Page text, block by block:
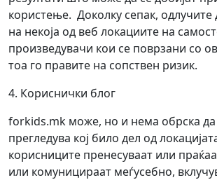
користење. Доколку сепак, одлучите
на некоја од веб локациите на
произведувачи кои се поврзани со
тоа го правите на сопствен ризик.
4. Кориснички блог
forkids.mk може, но и нема обрска да
прегледува кој било дел од
корисниците пренесуваат или
или комуницираат меѓусебно,